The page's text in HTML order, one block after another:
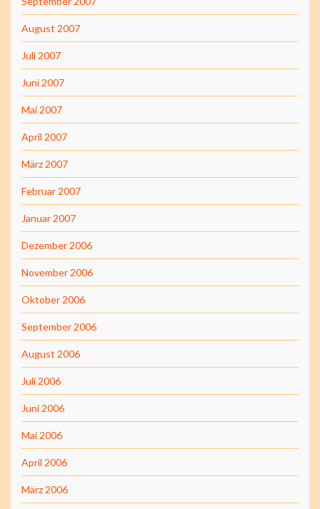
August 2007
Juli 2007
Juni 2007
Mai 2007
April 2007
März 2007
Februar 2007
Januar 2007
Dezember 2006
November 2006
Oktober 2006
September 2006
August 2006
Juli 2006
Juni 2006
Mai 2006
April 2006
März 2006